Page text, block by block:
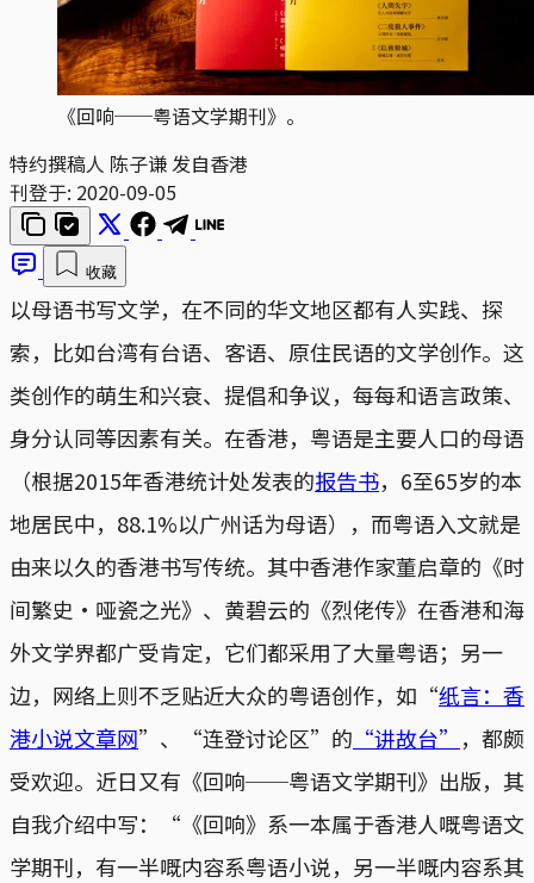
《回响──粤语文学期刊》。
特约撰稿人 陈子谦 发自香港
刊登于: 2020-09-05
收藏
以母语书写文学，在不同的华文地区都有人实践、探
索，比如台湾有台语、客语、原住民语的文学创作。这
类创作的萌生和兴衰、提倡和争议，每每和语言政策、
身分认同等因素有关。在香港，粤语是主要人口的母语
（根据2015年香港统计处发表的报告书，6至65岁的本
地居民中，88.1%以广州话为母语），而粤语入文就是
由来以久的香港书写传统。其中香港作家董启章的《时
间繁史‧哑瓷之光》、黄碧云的《烈佬传》在香港和海
外文学界都广受肯定，它们都采用了大量粤语；另一
边，网络上则不乏贴近大众的粤语创作，如“纸言：香
港小说文章网”、“连登讨论区”的 “讲故台” ，都颇
受欢迎。近日又有《回响──粤语文学期刊》出版，其
自我介绍中写：“《回响》系一本属于香港人嘅粤语文
学期刊，有一半嘅内容系粤语小说，另一半嘅内容系其